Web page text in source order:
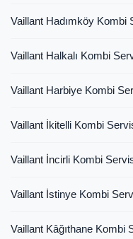
Vaillant Hadımköy Kombi
Vaillant Halkalı Kombi
Vaillant Harbiye Kombi
Vaillant İkitelli Kombi
Vaillant İncirli Kombi
Vaillant İstinye Kombi
Vaillant Kâğıthane Kombi